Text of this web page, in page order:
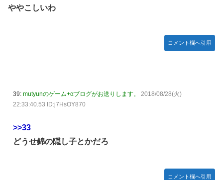
ややこしいわ
コメント欄へ引用
39: mutyunのゲーム+αブログがお送りします。
2018/08/28(火)
22:33:40.53 ID:j7HsOY870
>>33
どうせ錦の隠し子とかだろ
コメント欄へ引用